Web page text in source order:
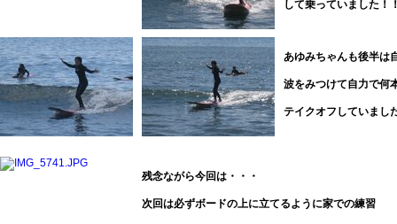
して乗っていました！
あゆみちゃんも後半は
波をみつけて自力で何
テイクオフしていまし
残念ながら今回は・・・
次回は必ずボードの上に立てるように家での練習